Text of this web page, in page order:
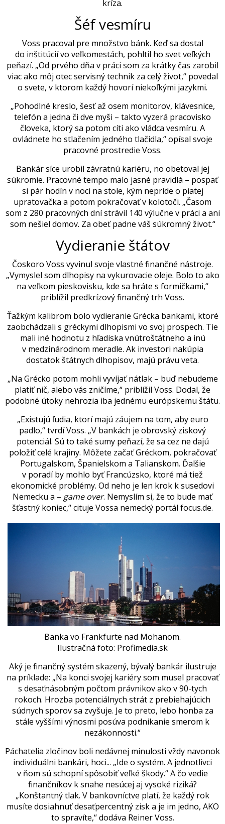
kríza.
Šéf vesmíru
Voss pracoval pre množstvo bánk. Keď sa dostal
do inštitúcií vo veľkomestách, pohltil ho svet veľkých
peňazí. „Od prvého dňa v práci som za krátky čas zarobil
viac ako môj otec servisný technik za celý život,“ povedal
o svete, v ktorom každý hovorí niekoľkými jazykmi.
„Pohodlné kreslo, šesť až osem monitorov, klávesnice,
telefón a jedna či dve myši – takto vyzerá pracovisko
človeka, ktorý sa potom cíti ako vládca vesmíru. A
ovládnete ho stlačením jedného tlačidla,“ opísal svoje
pracovné prostredie Voss.
Bankár síce urobil závratnú kariéru, no obetoval jej
súkromie. Pracovné tempo malo jasné pravidlá – pospať
si pár hodín v noci na stole, kým nepríde o piatej
upratovačka a potom pokračovať v kolotoči. „Časom
som z 280 pracovných dní strávil 140 výlučne v práci a ani
som nešiel domov. Za obeť padne váš súkromný život.“
Vydieranie štátov
Čoskoro Voss vyvinul svoje vlastné finančné nástroje.
„Vymyslel som dlhopisy na vykurovacie oleje. Bolo to ako
na veľkom pieskovisku, kde sa hráte s formičkami,“
priblížil predkrízový finančný trh Voss.
Ťažkým kalibrom bolo vydieranie Grécka bankami, ktoré
zaobchádzali s gréckymi dlhopismi vo svoj prospech. Tie
mali iné hodnotu z hľadiska vnútroštátneho a inú
v medzinárodnom meradle. Ak investori nakúpia
dostatok štátnych dlhopisov, majú právu veta.
„Na Grécko potom mohli vyvíjať nátlak – buď nebudeme
platiť nič, alebo vás zničíme,“ priblížil Voss. Dodal, že
podobné útoky nehrozia iba jednému európskemu štátu.
„Existujú ľudia, ktorí majú záujem na tom, abyeuro
padlo,“ tvrdí Voss. „V bankách je obrovský ziskový
potenciál. Sú to také sumy peňazí, že sa cez ne dajú
položiť celé krajiny. Môžete začať Gréckom, pokračovať
Portugalskom, Španielskom a Talianskom. Ďalšie
v poradí by mohlo byť Francúzsko, ktoré má tiež
ekonomické problémy. Od neho je len krok k susedovi
Nemecku a – game over. Nemyslím si, že to bude mať
šťastný koniec,“ cituje Vossa nemecký portál focus.de.
Banka vo Frankfurte nad Mohanom.
Ilustračná foto: Profimedia.sk
Aký je finančný systém skazený, bývalý bankár ilustruje
na príklade: „Na konci svojej kariéry som musel pracovať
s desaťnásobným počtom právnikov ako v 90-tych
rokoch. Hrozba potenciálnych strát z prebiehajúcich
súdnych sporov sa zvyšuje. Je to preto, lebo honba za
stále vyššími výnosmi posúva podnikanie smerom k
nezákonnosti.“
Páchatelia zločinov boli nedávnej minulosti vždy navonok
individuálni bankári, hoci... „Ide o systém. A jednotlivci
v ňom sú schopní spôsobiť veľké škody.“ A čo vedie
finančníkov k snahe nesúcej aj vysoké riziká?
„Konštantný tlak. V bankovníctve platí, že každý rok
musíte dosiahnuť desaťpercentný zisk a je im jedno, AKO
to spravíte,“ dodáva Reiner Voss.